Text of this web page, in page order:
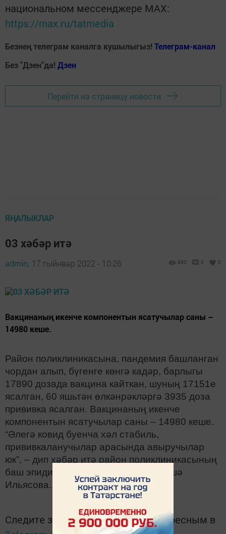
национальном мессенджере MАХ:
https://max.ru/tatmedia
Безнең телеграм каналга кушылыгыз! Телеграм-канал
Без "Дзен"да! Дзен
Перейти на страницу новости
ЯҢАЛЫКЛАР
03 хәбәр итә
admin, 17 гыйнвар 2022 - 10:26 880 0 0
Вакцинаның икенче компонентын ясатучылар саны –
14980 кеше.
Район поликлиникасына, пандемия башланган
чордан алып, бүгенге көнгә кадәр, барлыгы
17890 дозада вакцина кайткан, шуның 17151е
ясалган, 60 яшьтән өлкәнрәкләргә 3935 доза
прививка ясалган. Вакцинаның икенче
компонентын ясатучылар саны – 14980 кеше.
“Әлегә ковид буенча хәл стабиль,
прививкаланучылар арасында авыручылар
юк”, – дип хәбәр итә район поликлиникасының
баш эпидимиолог ярдәмчесе Миләүшә
Ильясова.
Следите за самым важным и интересным в